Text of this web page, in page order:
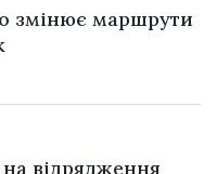
змінює маршрути
відрядження